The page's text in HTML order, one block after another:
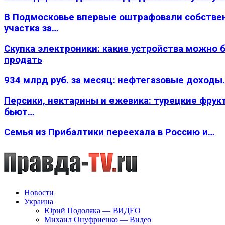
В Подмосковье впервые оштрафовали
участка за…
Скупка электроники: какие устройства можно
продать
934 млрд руб. за месяц: нефтегазовые
Персики, нектарины и ежевика: турецкие
бьют…
Семья из Прибалтики переехала в Россию и…
Новости
Украина
Юрий Подоляка — ВИДЕО
Михаил Онуфриенко — Видео